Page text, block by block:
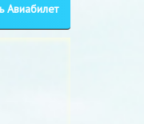
Авиабилет